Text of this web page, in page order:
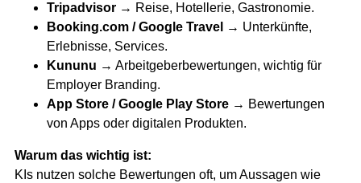
Tripadvisor→ Reise, Hotellerie, Gastronomie.
Booking.com / Google Travel
→ Unterkünfte,
Erlebnisse, Services.
Kununu → Arbeitgeberbewertungen, wichtig für
Employer Branding.
App Store / Google Play Store→ Bewertungen
von Apps oder digitalen Produkten.
Warum das wichtig ist:
KIs nutzen solche Bewertungen oft, um Aussagen wie